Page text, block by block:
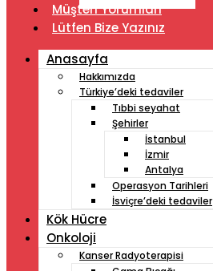
Müşteri Yorumları
Lütfen Bize Yazınız
Anasayfa
Hakkımızda
Türkiye’deki tedaviler
Tıbbi seyahat
Şehirler
İstanbul
İzmir
Antalya
Operasyon Tarihleri
İsviçre’deki tedaviler
Kök Hücre
Onkoloji
Kanser Radyoterapisi